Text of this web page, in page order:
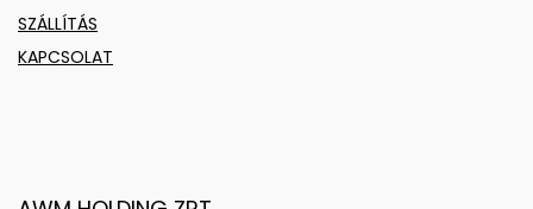
SZÁLLÍTÁS
KAPCSOLAT